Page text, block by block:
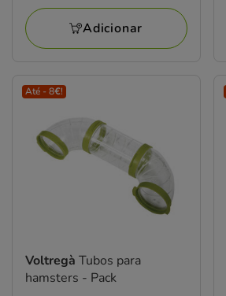
a
26.99€
Adicionar
Até - 8€!
Voltregà Tubos para
hamsters - Pack